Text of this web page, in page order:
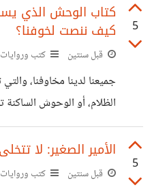
5
كتاب الوحش الذي
كيف ننصت لخوفنا؟
قبل سنتين كتب وروايات
جميعنا لدينا مخاوفنا،
الظلام، أو الوحوش
المخاوف، ولكنها تتخذ
الخوف مثل طفل صغير
5
الأمير الصغير: لا
قبل سنتين كتب وروايات